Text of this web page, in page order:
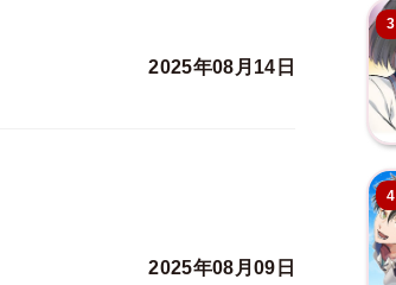
2025年08月14日
2025年08月09日
3
4